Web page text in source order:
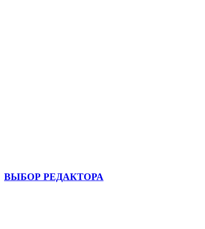
ВЫБОР РЕДАКТОРА